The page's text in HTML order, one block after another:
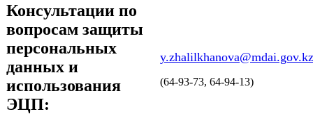
Консультации по
вопросам защиты
персональных
данных и
использования
ЭЦП:
y.zhalilkhanova@mdai.gov.kz
(64-93-73, 64-94-13)